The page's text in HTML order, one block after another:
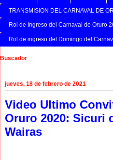
TRANSMISION DEL CARNAVAL DE
Rol de Ingreso del Carnaval de Oruro
Rol de ingreso del Domingo del
Buscador
jueves, 18 de febrero de 2021
Video Ultimo
Oruro 2020: Sicuri
Wairas